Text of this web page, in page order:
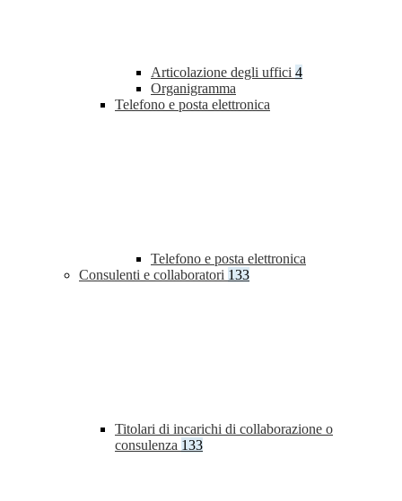
Articolazione degli uffici 4
Organigramma
Telefono e posta elettronica
Telefono e posta elettronica
Consulenti e collaboratori 133
Titolari di incarichi di collaborazione o
consulenza 133